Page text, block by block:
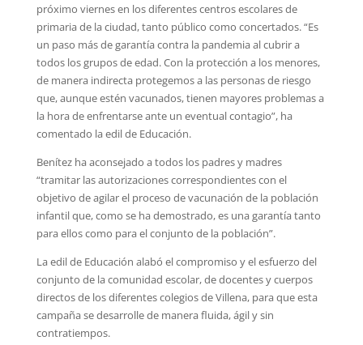
próximo viernes en los diferentes centros escolares de
primaria de la ciudad, tanto público como concertados. “Es
un paso más de garantía contra la pandemia al cubrir a
todos los grupos de edad. Con la protección a los menores,
de manera indirecta protegemos a las personas de riesgo
que, aunque estén vacunados, tienen mayores problemas a
la hora de enfrentarse ante un eventual contagio”, ha
comentado la edil de Educación.
Benítez ha aconsejado a todos los padres y madres
“tramitar las autorizaciones correspondientes con el
objetivo de agilar el proceso de vacunación de la población
infantil que, como se ha demostrado, es una garantía tanto
para ellos como para el conjunto de la población”.
La edil de Educación alabó el compromiso y el esfuerzo del
conjunto de la comunidad escolar, de docentes y cuerpos
directos de los diferentes colegios de Villena, para que esta
campaña se desarrolle de manera fluida, ágil y sin
contratiempos.